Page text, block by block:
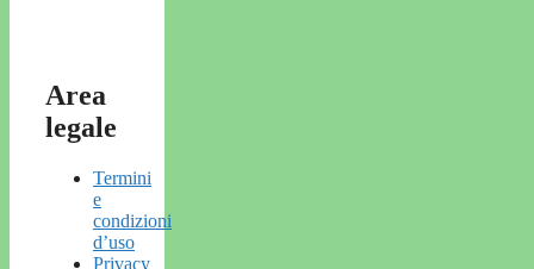
Area
legale
Termini
e
condizioni
d’uso
Privacy